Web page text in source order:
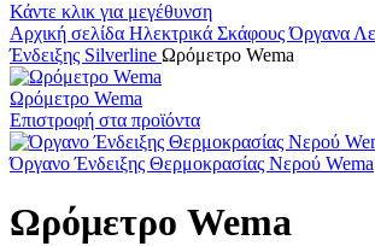
Κάντε κλικ για μεγέθυνση
Αρχική σελίδα Ηλεκτρικά ΣκάφουςΌργανα
Ένδειξης Silverline Ωρόμετρο Wema
Ωρόμετρο Wema
Επιστροφή στα προϊόντα
Όργανο Ένδειξης Θερμοκρασίας Νερού Wema
Ωρόμετρο Wema